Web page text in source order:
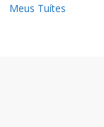
Meus Tuítes